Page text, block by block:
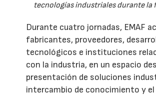
tecnologías industriales durante la
Durante cuatro jornadas, EMAF
fabricantes, proveedores,
tecnológicos e instituciones
con la industria, en un espacio
presentación de soluciones
intercambio de conocimiento y el